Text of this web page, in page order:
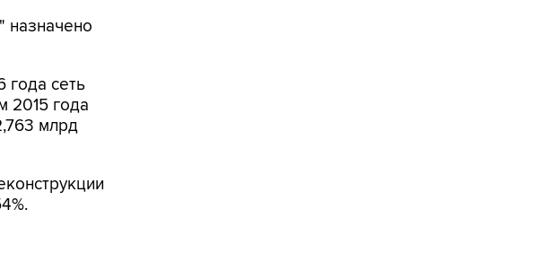
назначено
года сеть
2015 года
млрд